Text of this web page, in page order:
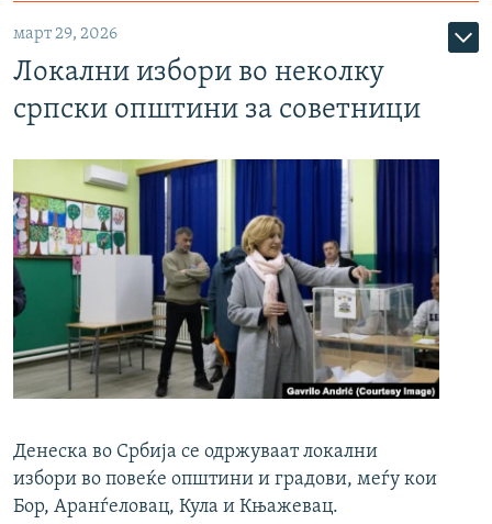
март 29, 2026
Локални избори во неколку
српски општини за советници
Денеска во Србија се одржуваат локални
избори во повеќе општини и градови, меѓу кои
Бор, Аранѓеловац, Кула и Књажевац.